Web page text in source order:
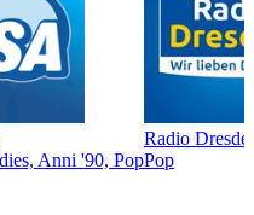
Anni '90, Pop
Radio
Pop